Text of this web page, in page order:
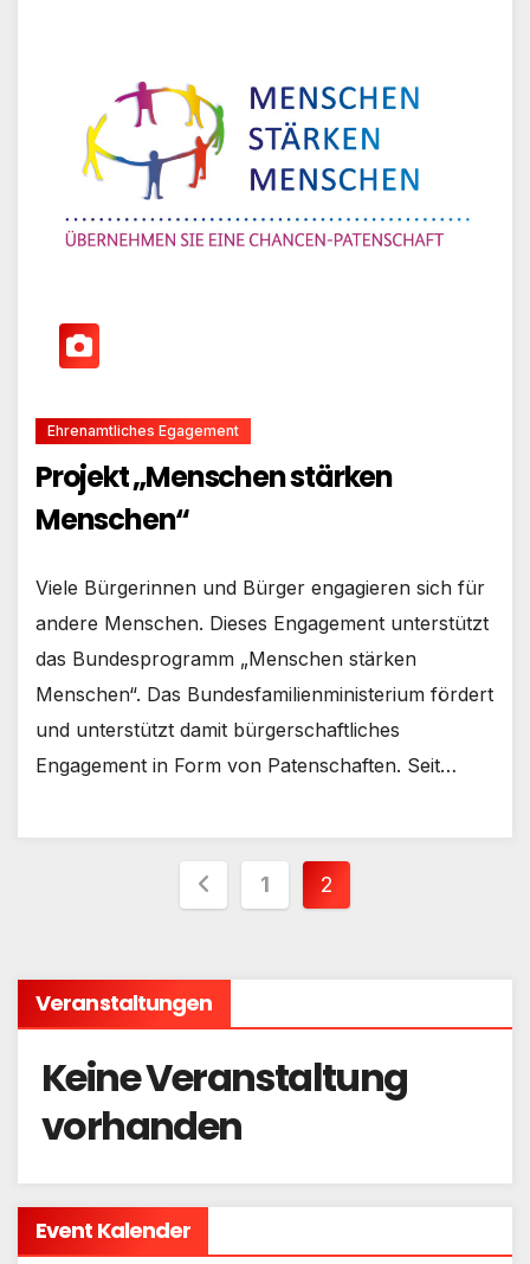
Ehrenamtliches Egagement
Projekt „Menschen stärken
Menschen“
Viele Bürgerinnen und Bürger engagieren sich für
andere Menschen. Dieses Engagement unterstützt
das Bundesprogramm „Menschen stärken
Menschen“. Das Bundesfamilienministerium fördert
und unterstützt damit bürgerschaftliches
Engagement in Form von Patenschaften. Seit…
Beiträge
1 2
Veranstaltungen
Keine Veranstaltung
vorhanden
Event Kalender